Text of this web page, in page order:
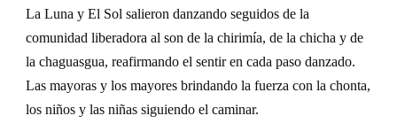
La Luna y El Sol salieron danzando seguidos de la
comunidad liberadora al son de la chirimía, de la chicha y de
la chaguasgua, reafirmando el sentiren cada paso danzado.
Las mayoras y los mayores brindando la fuerza con la chonta,
los niños y las niñas siguiendo el caminar.